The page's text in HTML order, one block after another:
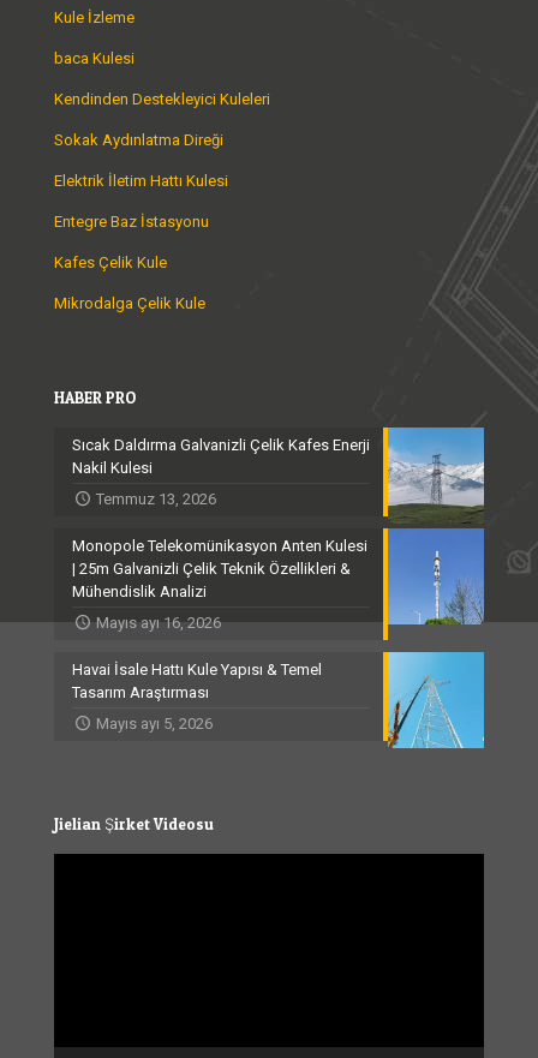
Kule İzleme
baca Kulesi
Kendinden Destekleyici Kuleleri
Sokak Aydınlatma Direği
Elektrik İletim Hattı Kulesi
Entegre Baz İstasyonu
Kafes Çelik Kule
Mikrodalga Çelik Kule
HABER PRO
Sıcak Daldırma Galvanizli Çelik Kafes Enerji
Nakil Kulesi
Temmuz 13, 2026
Monopole Telekomünikasyon Anten Kulesi
| 25m Galvanizli Çelik Teknik Özellikleri &
Mühendislik Analizi
Mayıs ayı 16, 2026
Havai İsale Hattı Kule Yapısı & Temel
Tasarım Araştırması
Mayıs ayı 5, 2026
Jielian Şirket Videosu